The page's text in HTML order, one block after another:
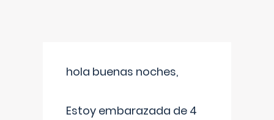
hola buenas noches,
Estoy embarazada de 4